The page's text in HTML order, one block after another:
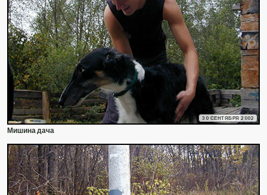
30 СЕНТЯБРЯ 2002
Мишина дача